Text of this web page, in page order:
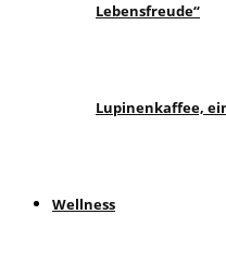
Lebensfreude“
Lupinenkaffee,
Wellness